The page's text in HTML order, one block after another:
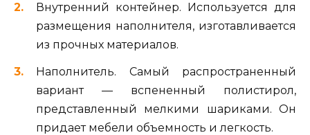
Внутренний контейнер. Используется для
размещения наполнителя, изготавливается
из прочных материалов.
Наполнитель. Самый распространенный
вариант — вспененный полистирол,
представленный мелкими шариками. Он
придает мебели объемность и легкость.